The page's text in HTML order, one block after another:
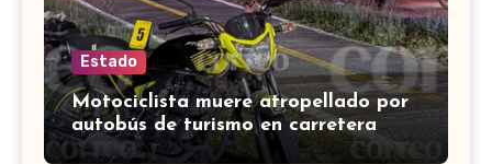
Estado
Motociclista muere atropellado por
autobús de turismo en carretera
León-San Francisco del Rincón